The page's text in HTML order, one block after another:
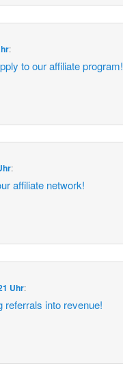
:
to our affiliate program!
:
affiliate network!
Uhr:
referrals into revenue!